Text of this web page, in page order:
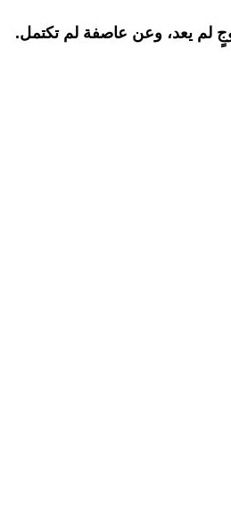
لم يعد، وعن عاصفة لم تكتمل.